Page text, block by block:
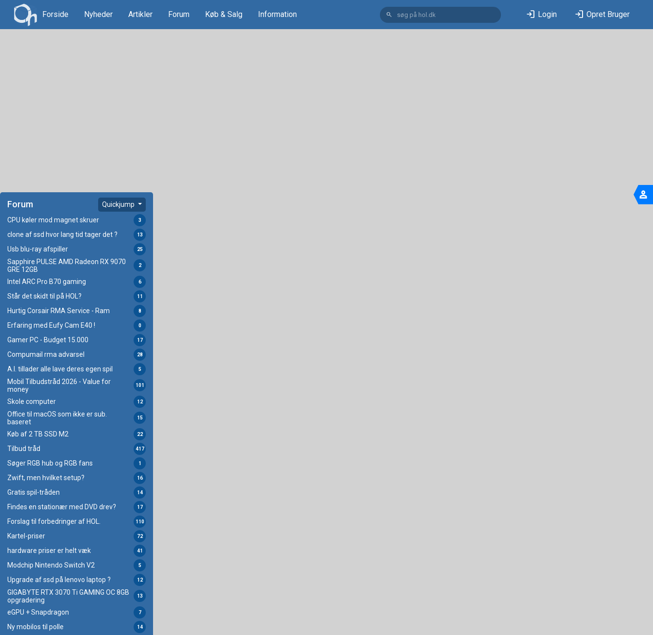
Forside Nyheder Artikler Forum Køb & Salg Information search login Login login Opret Bruger
Forum Quickjump
CPU køler mod magnet skruer 3
clone af ssd hvor lang tid tager det ? 13
Usb blu-ray afspiller 25
Sapphire PULSE AMD Radeon RX 9070
GRE 12GB
2
Intel ARC Pro B70 gaming 6
Står det skidt til på HOL? 11
Hurtig Corsair RMA Service - Ram 8
Erfaring med Eufy Cam E40 ! 0
Gamer PC - Budget 15.000 17
Compumail rma advarsel 28
A.I. tillader alle lave deres egen spil 5
Mobil Tilbudstråd 2026 - Value for
money
101
Skole computer 12
Office til macOS som ikke er sub.
baseret
15
Køb af 2 TB SSD M2 22
Tilbud tråd 417
Søger RGB hub og RGB fans 1
Zwift, men hvilket setup? 16
Gratis spil-tråden 14
Findes en stationær med DVD drev? 17
Forslag til forbedringer af HOL. 110
Kartel-priser 72
hardware priser er helt væk 41
Modchip Nintendo Switch V2 5
Upgrade af ssd på lenovo laptop ? 12
GIGABYTE RTX 3070 Ti GAMING OC 8GB
opgradering
13
eGPU + Snapdragon 7
Ny mobilos til polle 14
person